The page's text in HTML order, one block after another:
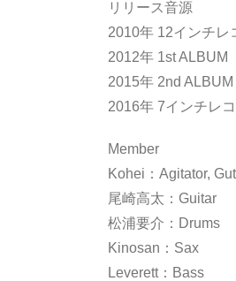
リリース音源
2010年 12インチレ
2012年 1st ALBUM
2015年 2nd ALBUM
2016年 7インチレ
Member
Kohei：Agitator,
尾崎高太：Guitar
松浦要介：Drums
Kinosan：Sax
Leverett：Bass